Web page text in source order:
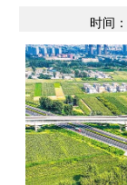
时间